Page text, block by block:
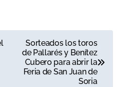
Sorteados los toros
de Pallarés y Benítez
Cubero para abrir la
Feria de San Juan de
Soria